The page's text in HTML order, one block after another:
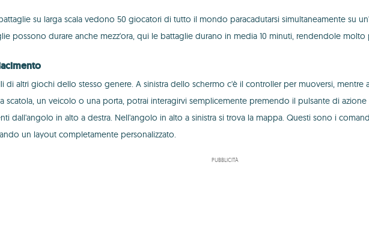
su larga scala vedono 50 giocatori di tutto il mondo paracadutarsi simultaneamente su
possono durare anche mezz'ora, qui le battaglie durano in media 10 minuti, rendendole
altri giochi dello stesso genere. A sinistra dello schermo c'è il controller per muoversi, mentre
scatola, un veicolo o una porta, potrai interagirvi semplicemente premendo il pulsante di
dall'angolo in alto a destra. Nell'angolo in alto a sinistra si trova la mappa. Questi sono i
un layout completamente personalizzato.
PUBBLICITÀ